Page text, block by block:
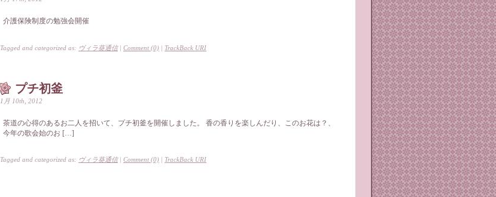
介護保険制度の勉強会開催
Tagged and categorized as: ヴィラ葵通信| Comment (0) | TrackBack URI
プチ初釜
1月 10th, 2012
茶道の心得のあるお二人を招いて、プチ初釜を開催しました。 香の香りを楽しんだり、このお花は？、
今年の歌会始のお […]
Tagged and categorized as: ヴィラ葵通信| Comment (0) | TrackBack URI